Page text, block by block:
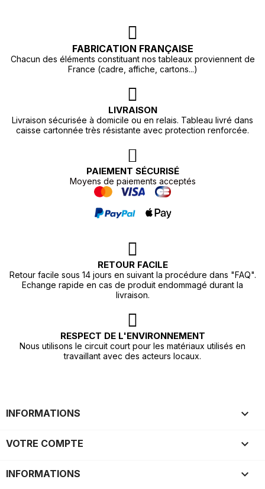
FABRICATION FRANÇAISE
Chacun des éléments constituant nos tableaux proviennent de
France (cadre, affiche, cartons...)
LIVRAISON
Livraison sécurisée à domicile ou en relais. Tableau livré dans
caisse cartonnée très résistante avec protection renforcée.
PAIEMENT SÉCURISÉ
Moyens de paiements acceptés
RETOUR FACILE
Retour facile sous 14 jours en suivant la procédure dans "FAQ".
Echange rapide en cas de produit endommagé durant la
livraison.
RESPECT DE L'ENVIRONNEMENT
Nous utilisons le circuit court pour les matériaux utilisés en
travaillant avec des acteurs locaux.
INFORMATIONS 
VOTRE COMPTE 
INFORMATIONS keyboard_arrow_down